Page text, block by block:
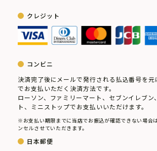
特集を見る
暦生活とは
クレジット
コンビニ
決済完了後にメールで発行される払込番号を
でお支払いただく決済方法です。
ローソン、ファミリーマート、セブンイレブン
ト、ミニストップでお支払いいただけます。
※お支払い期限までに当店でお振込が確認できない場合
ンセルさせていただきます。
日本郵便